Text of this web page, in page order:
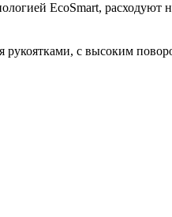
EcoSmart, расходуют
рукоятками, с высоким